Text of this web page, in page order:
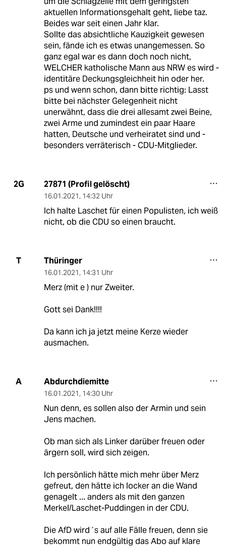
aktuellen Informationsgehalt geht, liebe taz.
Beides war seit einen Jahr klar.
Sollte das absichtliche Kauzigkeit gewesen
sein, fände ich es etwas unangemessen. So
ganz egal war es dann doch noch nicht,
WELCHER katholische Mann aus NRW es wird -
identitäre Deckungsgleichheit hin oder her.
ps und wenn schon, dann bitte richtig: Lasst
bitte bei nächster Gelegenheit nicht
unerwähnt, dass die drei allesamt zwei Beine,
zwei Arme und zumindest ein paar Haare
hatten, Deutsche und verheiratet sind und -
besonders verräterisch - CDU-Mitglieder.
2G 27871 (Profil gelöscht)
16.01.2021, 14:32 Uhr
Ich halte Laschet für einen Populisten, ich weiß
nicht, ob die CDU so einen braucht.
T Thüringer
16.01.2021, 14:31 Uhr
Merz (mit e ) nur Zweiter.
Gott sei Dank!!!!
Da kann ich ja jetzt meine Kerze wieder
ausmachen.
A Abdurchdiemitte
16.01.2021, 14:30 Uhr
Nun denn, es sollen also der Armin und sein
Jens machen.
Ob man sich als Linker darüber freuen oder
ärgern soll, wird sich zeigen.
Ich persönlich hätte mich mehr über Merz
gefreut, den hätte ich locker an die Wand
genagelt ... anders als mit den ganzen
Merkel/Laschet-Puddingen in der CDU.
Die AfD wird´s auf alle Fälle freuen, denn sie
bekommt nun endgültig das Abo auf klare